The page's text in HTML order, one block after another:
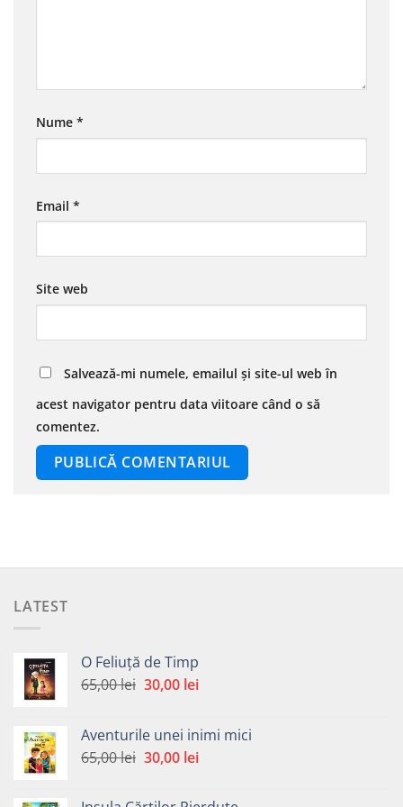
Nume *
Email *
Site web
Salvează-mi numele, emailul și site-ul web în
acest navigator pentru data viitoare când o să
comentez.
LATEST
O Feliuță de Timp
65,00lei Prețul
fost:
65,00 lei.
30,00 leiPrețul
30,00 lei.
Aventurile unei inimi mici
65,00lei Prețul
30,00 leiPrețul